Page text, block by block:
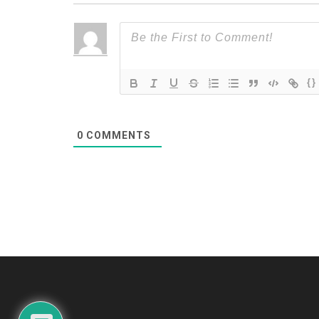
{}
0 COMMENTS